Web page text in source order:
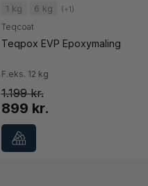
1 kg 6 kg (+1)
Teqcoat
Teqpox EVP Epoxymaling
F.eks. 12 kg
1.199
899 kr.